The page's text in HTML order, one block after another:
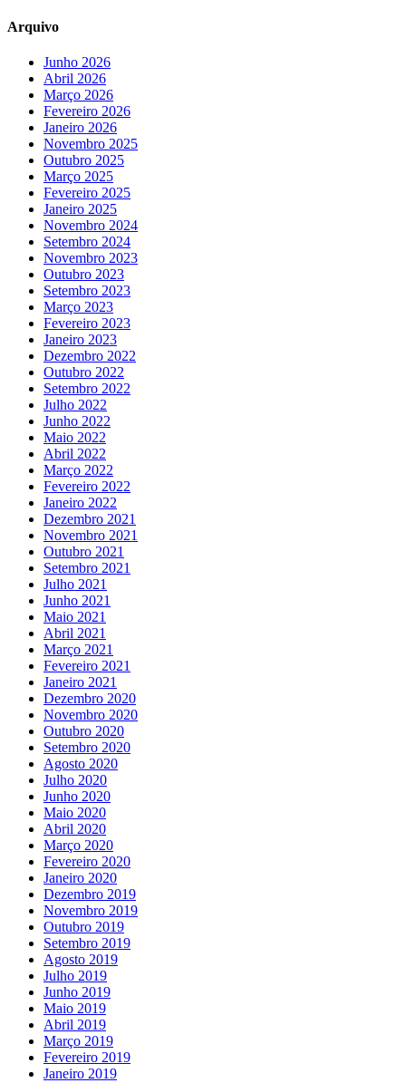
Arquivo
Junho 2026
Abril 2026
Março 2026
Fevereiro 2026
Janeiro 2026
Novembro 2025
Outubro 2025
Março 2025
Fevereiro 2025
Janeiro 2025
Novembro 2024
Setembro 2024
Novembro 2023
Outubro 2023
Setembro 2023
Março 2023
Fevereiro 2023
Janeiro 2023
Dezembro 2022
Outubro 2022
Setembro 2022
Julho 2022
Junho 2022
Maio 2022
Abril 2022
Março 2022
Fevereiro 2022
Janeiro 2022
Dezembro 2021
Novembro 2021
Outubro 2021
Setembro 2021
Julho 2021
Junho 2021
Maio 2021
Abril 2021
Março 2021
Fevereiro 2021
Janeiro 2021
Dezembro 2020
Novembro 2020
Outubro 2020
Setembro 2020
Agosto 2020
Julho 2020
Junho 2020
Maio 2020
Abril 2020
Março 2020
Fevereiro 2020
Janeiro 2020
Dezembro 2019
Novembro 2019
Outubro 2019
Setembro 2019
Agosto 2019
Julho 2019
Junho 2019
Maio 2019
Abril 2019
Março 2019
Fevereiro 2019
Janeiro 2019